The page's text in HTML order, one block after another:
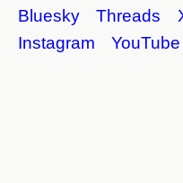
Bluesky
Threads
Instagram
YouTube